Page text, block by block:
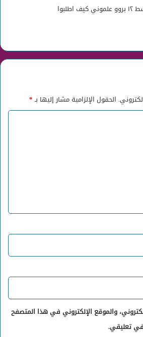
الحقول الإلزامية مشار إليها بـ*
والموقع الإلكتروني في هذا المتصفح
في تعليقي.